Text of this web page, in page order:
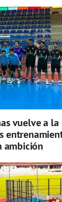
vuelve a la
ambición